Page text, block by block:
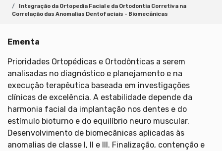
Integração da Ortopedia Facial e da Ortodontia Corretiva na
Correlação das Anomalias Dentofaciais - Biomecânicas
Ementa
Prioridades Ortopédicas e Ortodônticas a serem
analisadas no diagnóstico e planejamento e na
execução terapêutica baseada em investigações
clínicas de excelência. A estabilidade depende da
harmonia facial da implantação nos dentes e do
estímulo bioturno e do equilíbrio neuro muscular.
Desenvolvimento de biomecânicas aplicadas às
anomalias de classe I, II e III. Finalização, contenção e